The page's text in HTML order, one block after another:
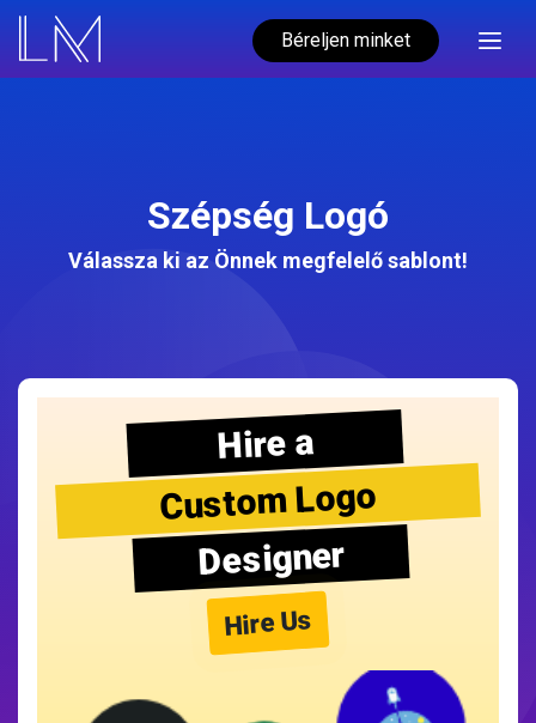
Béreljen minket
Szépség Logó
Válassza ki az Önnek megfelelő sablont!
Hire a
Custom Logo
Designer
Hire Us